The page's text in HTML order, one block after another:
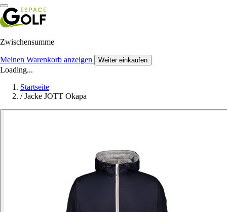
Zwischensumme
Meinen Warenkorb anzeigen Weiter einkaufen
Loading...
Startseite
/ Jacke JOTT Okapa